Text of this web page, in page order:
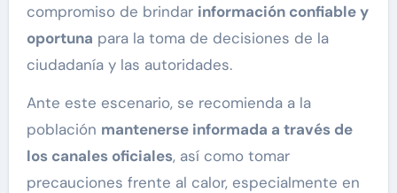
compromiso de brindar información confiable y
oportuna para la toma de decisiones de la
ciudadanía y las autoridades.
Ante este escenario, se recomienda a la
población mantenerse informada a través de
los canales oficiales, así como tomar
precauciones frente al calor, especialmente en